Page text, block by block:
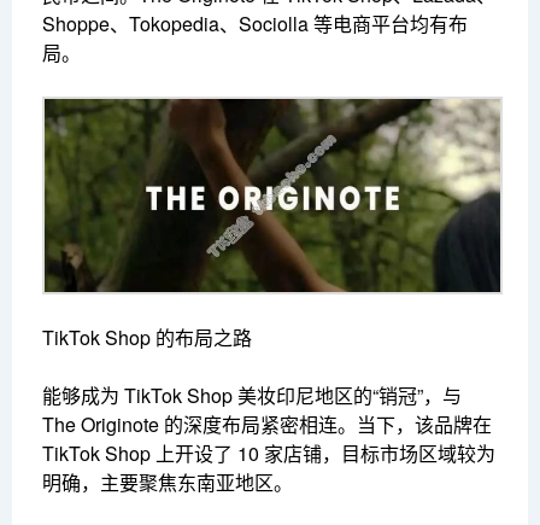
Shoppe、Tokopedia、Sociolla 等电商平台均有布
局。
TikTok Shop 的布局之路
能够成为 TikTok Shop 美妆印尼地区的“销冠”，与
The Originote 的深度布局紧密相连。当下，该品牌在
TikTok Shop 上开设了 10 家店铺，目标市场区域较为
明确，主要聚焦东南亚地区。